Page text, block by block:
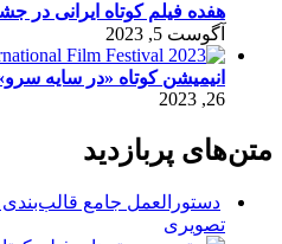
هفده فیلم کوتاه ایرانی در
آگوست 5, 2023
انیمیشن کوتاه «در سایه سرو»
26, 2023
متن‌های پربازدید
دستورالعمل جامع قالب‌بندی
تصویری